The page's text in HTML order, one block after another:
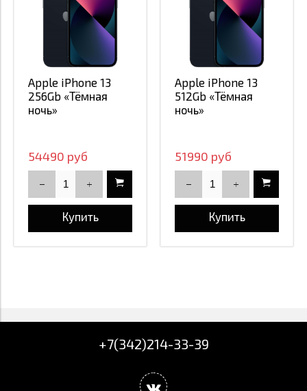
Apple iPhone 13
256Gb «Тёмная
ночь»
54490 руб
Купить
Apple iPhone 13
512Gb «Тёмная
ночь»
51990 руб
Купить
+7(342)214-33-39